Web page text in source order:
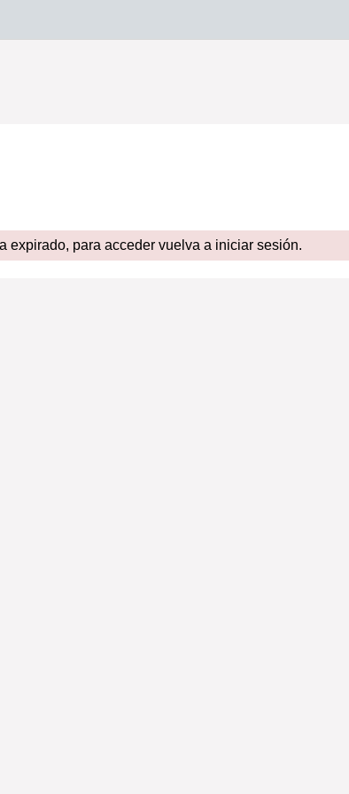
expirado, para acceder vuelva a iniciar sesión.